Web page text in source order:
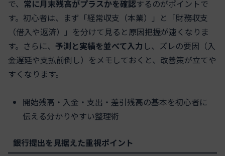
で、 常に月末残高がプラスかを確認するのがポイントで
す。初心者は、まず「経常収支（本業）」と「財務収支
（借入や返済）」を分けて見ると原因把握が速くなりま
す。さらに、 予測と実績を並べて入力 し、ズレの要因（入
金遅延や支払前倒し）をメモしておくと、改善策が立てや
すくなります。
開始残高・入金・支出・差引残高の基本を初心者に
伝える分かりやすい整理術
銀行提出を見据えた重視ポイント